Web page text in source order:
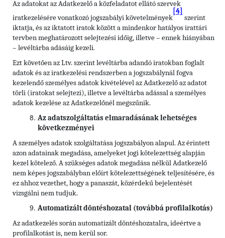
Az adatokat az Adatkezelő a közfeladatot ellátó szervek
iratkezelésére vonatkozó jogszabályi követelmények
[4]
szerint
iktatja, és az iktatott iratok között a mindenkor hatályos irattári
tervben meghatározott selejtezési időig, illetve – ennek hiányában
– levéltárba adásáig kezeli.
Ezt követően az Ltv. szerint levéltárba adandó iratokban foglalt
adatok és az iratkezelési rendszerben a jogszabálynál fogva
kezelendő személyes adatok kivételével az Adatkezelő az adatot
törli (iratokat selejtezi), illetve a levéltárba adással a személyes
adatok kezelése az Adatkezelőnél megszűnik.
Az adatszolgáltatás elmaradásának lehetséges
következményei
A személyes adatok szolgáltatása jogszabályon alapul. Az érintett
azon adatainak megadása, amelyeket jogi kötelezettség alapján
kezel kötelező. A szükséges adatok megadása nélkül Adatkezelő
nem képes jogszabályban előírt kötelezettségének teljesítésére, és
ez ahhoz vezethet, hogy a panaszát, közérdekű bejelentését
vizsgálni nem tudjuk.
Automatizált döntéshozatal (továbbá profilalkotás)
Az adatkezelés során automatizált döntéshozatalra, ideértve a
profilalkotást is, nem kerül sor.